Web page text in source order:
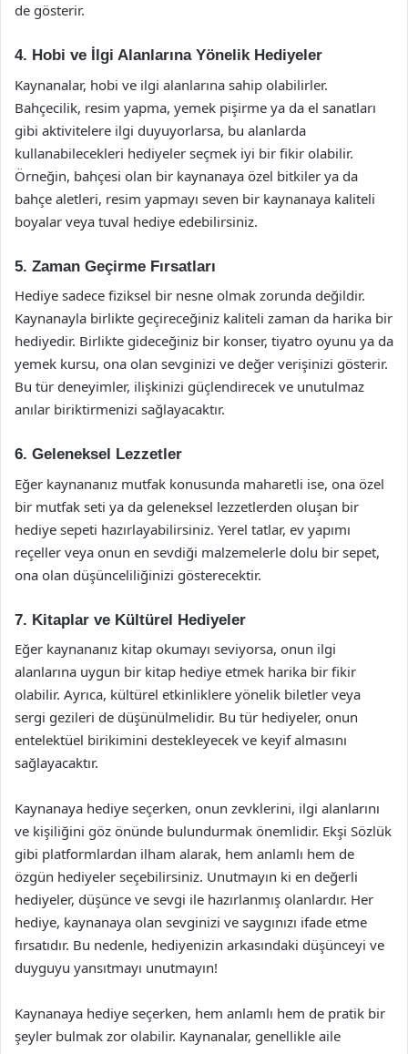
de gösterir.
4. Hobi ve İlgi Alanlarına Yönelik Hediyeler
Kaynanalar, hobi ve ilgi alanlarına sahip olabilirler.
Bahçecilik, resim yapma, yemek pişirme ya da el sanatları
gibi aktivitelere ilgi duyuyorlarsa, bu alanlarda
kullanabilecekleri hediyeler seçmek iyi bir fikir olabilir.
Örneğin, bahçesi olan bir kaynanaya özel bitkiler ya da
bahçe aletleri, resim yapmayı seven bir kaynanaya kaliteli
boyalar veya tuval hediye edebilirsiniz.
5. Zaman Geçirme Fırsatları
Hediye sadece fiziksel bir nesne olmak zorunda değildir.
Kaynanayla birlikte geçireceğiniz kaliteli zaman da harika bir
hediyedir. Birlikte gideceğiniz bir konser, tiyatro oyunu ya da
yemek kursu, ona olan sevginizi ve değer verişinizi gösterir.
Bu tür deneyimler, ilişkinizi güçlendirecek ve unutulmaz
anılar biriktirmenizi sağlayacaktır.
6. Geleneksel Lezzetler
Eğer kaynananız mutfak konusunda maharetli ise, ona özel
bir mutfak seti ya da geleneksel lezzetlerden oluşan bir
hediye sepeti hazırlayabilirsiniz. Yerel tatlar, ev yapımı
reçeller veya onun en sevdiği malzemelerle dolu bir sepet,
ona olan düşünceliliğinizi gösterecektir.
7. Kitaplar ve Kültürel Hediyeler
Eğer kaynananız kitap okumayı seviyorsa, onun ilgi
alanlarına uygun bir kitap hediye etmek harika bir fikir
olabilir. Ayrıca, kültürel etkinliklere yönelik biletler veya
sergi gezileri de düşünülmelidir. Bu tür hediyeler, onun
entelektüel birikimini destekleyecek ve keyif almasını
sağlayacaktır.
Kaynanaya hediye seçerken, onun zevklerini, ilgi alanlarını
ve kişiliğini göz önünde bulundurmak önemlidir. Ekşi Sözlük
gibi platformlardan ilham alarak, hem anlamlı hem de
özgün hediyeler seçebilirsiniz. Unutmayın ki en değerli
hediyeler, düşünce ve sevgi ile hazırlanmış olanlardır. Her
hediye, kaynanaya olan sevginizi ve saygınızı ifade etme
fırsatıdır. Bu nedenle, hediyenizin arkasındaki düşünceyi ve
duyguyu yansıtmayı unutmayın!
Kaynanaya hediye seçerken, hem anlamlı hem de pratik bir
şeyler bulmak zor olabilir. Kaynanalar, genellikle aile